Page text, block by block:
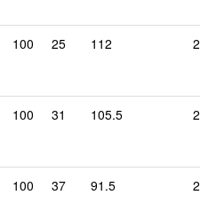
100 25 112
100 31 105.5
100 37 91.5